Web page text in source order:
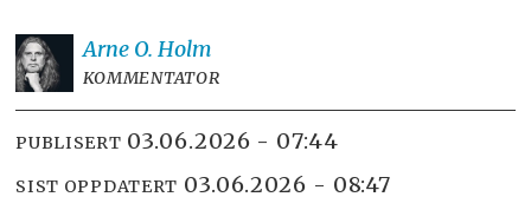
Arne O. Holm
KOMMENTATOR
PUBLISERT 03.06.2026 - 07:44
SIST OPPDATERT 03.06.2026 - 08:47